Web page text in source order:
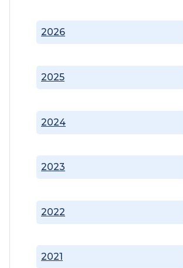
2021
2022
2023
2024
2025
2026